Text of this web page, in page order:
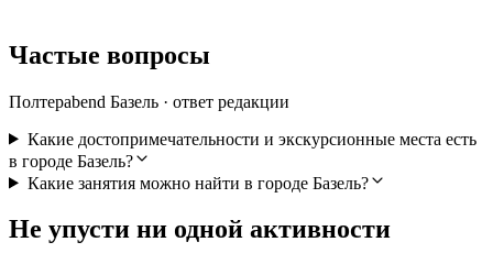
Частые вопросы
Полтерabend Базель · ответ редакции
Какие достопримечательности и экскурсионные места есть
в городе Базель?
Какие занятия можно найти в городе Базель?
Не упусти ни одной активности